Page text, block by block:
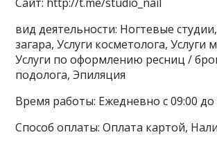
вид деятельности: Ногтевые
загара, Услуги косметолога, Услуги
Услуги по оформлению ресниц /
подолога, Эпиляция
Время работы: Ежедневно с 09:00 до
Способ оплаты: Оплата картой,